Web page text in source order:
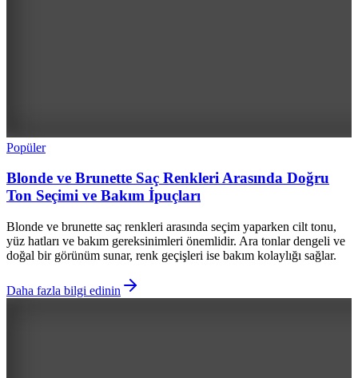
Popüler
Blonde ve Brunette Saç Renkleri Arasında Doğru
Ton Seçimi ve Bakım İpuçları
Blonde ve brunette saç renkleri arasında seçim yaparken cilt tonu,
yüz hatları ve bakım gereksinimleri önemlidir. Ara tonlar dengeli ve
doğal bir görünüm sunar, renk geçişleri ise bakım kolaylığı sağlar.
Daha fazla bilgi edinin